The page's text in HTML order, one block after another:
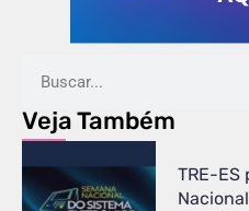
Veja Também
TRE-ES